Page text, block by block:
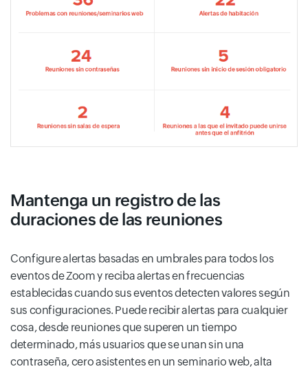
Mantenga un registro de las
duraciones de las reuniones
Configure alertas basadas en umbrales para todos los
eventos de Zoom y reciba alertas en frecuencias
establecidas cuando sus eventos detecten valores según
sus configuraciones. Puede recibir alertas para cualquier
cosa, desde reuniones que superen un tiempo
determinado, más usuarios que se unan sin una
contraseña, cero asistentes en un seminario web, alta